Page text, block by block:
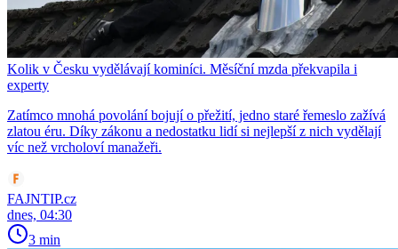
Kolik v Česku vydělávají kominíci. Měsíční mzda překvapila i
experty
Zatímco mnohá povolání bojují o přežití, jedno staré řemeslo zažívá
zlatou éru. Díky zákonu a nedostatku lidí si nejlepší z nich vydělají
víc než vrcholoví manažeři.
FAJNTIP.cz
dnes, 04:30
3 min